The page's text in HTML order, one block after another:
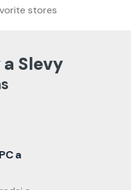
stores
Slevy
a